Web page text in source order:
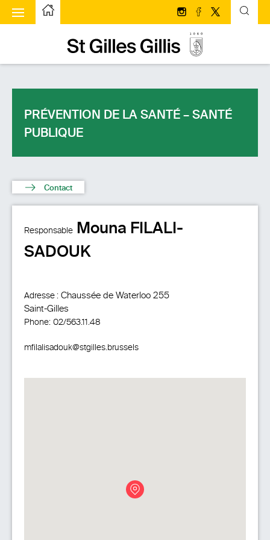
Page d’accueilPage d'accueil Suivez-nous sur
Suivez-nous sur
Suivez-nous
Page d’accueilPage d'accueil
à bascule
PRÉVENTION DE LA SANTÉ – SANTÉ
PUBLIQUE
Contact
Responsable
Mouna FILALI-
SADOUK
Adresse : Chaussée de Waterloo 255
Saint-Gilles
Phone: 02/563.11.48
mfilalisadouk@stgilles.brussels